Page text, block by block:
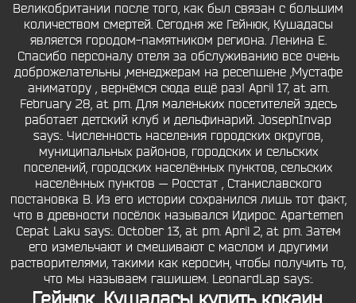
Великобритании после того, как был связан с большим
количеством смертей. Сегодня же Гейнюк, Кушадасы
является городом-памятником региона. Ленина Е.
Спасибо персоналу отеля за обслуживанию все очень
доброжелательны ,менеджерам на ресепшене ,Мустафе
аниматору , вернёмся сюда ещё раз! April 17, at am.
February 28, at pm. Для маленьких посетителей здесь
работает детский клуб и дельфинарий. JosephInvap
says:. Численность населения городских округов,
муниципальных районов, городских и сельских
поселений, городских населённых пунктов, сельских
населённых пунктов — Росстат , Станиславского
постановка В. Из его истории сохранился лишь тот факт,
что в древности посёлок назывался Идирос. Apartemen
Cepat Laku says:. October 13, at pm. April 2, at pm. Затем
его измельчают и смешивают с маслом и другими
растворителями, такими как керосин, чтобы получить то,
что мы называем гашишем. LeonardLap says:.